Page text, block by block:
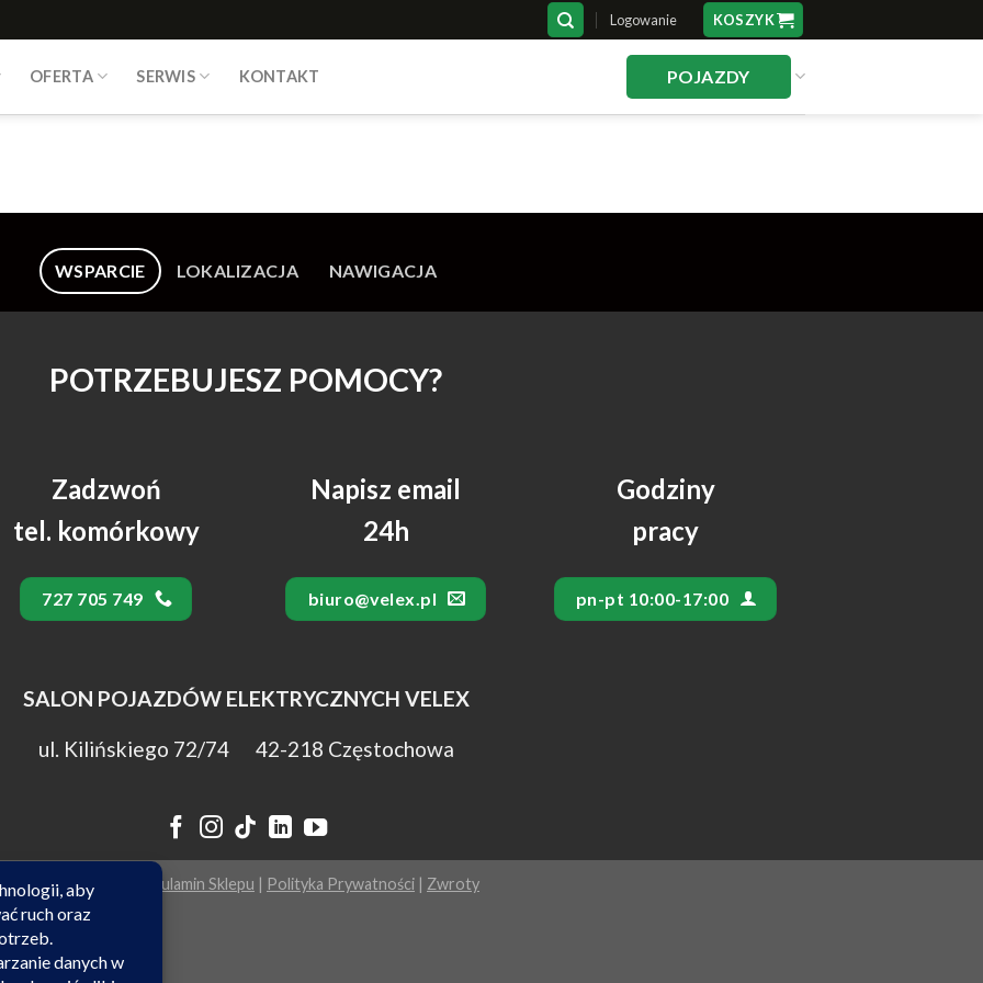
Logowanie KOSZYK
OFERTA SERWIS KONTAKT POJAZDY
WSPARCIE LOKALIZACJA NAWIGACJA
POTRZEBUJESZ POMOCY?
Zadzwoń
tel. komórkowy
727 705 749
Napisz email
24h
biuro@velex.pl
Godziny
pracy
pn-pt 10:00-17:00
SALON POJAZDÓW ELEKTRYCZNYCH VELEX
ul. Kilińskiego 72/74 42-218 Częstochowa
Polityka Cookies Regulamin Sklepu | Polityka Prywatności | Zwroty